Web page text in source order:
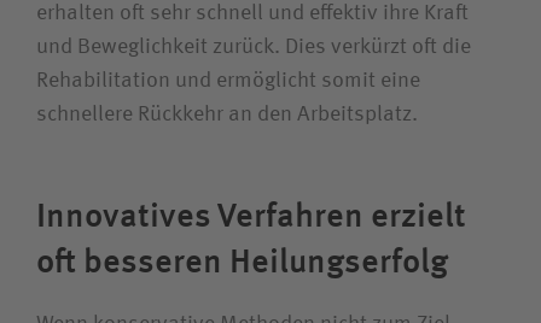
erhalten oft sehr schnell und effektiv ihre Kraft
und Beweglichkeit zurück. Dies verkürzt oft die
Rehabilitation und ermöglicht somit eine
schnellere Rückkehr an den Arbeitsplatz.
Innovatives Verfahren erzielt
oft besseren Heilungserfolg